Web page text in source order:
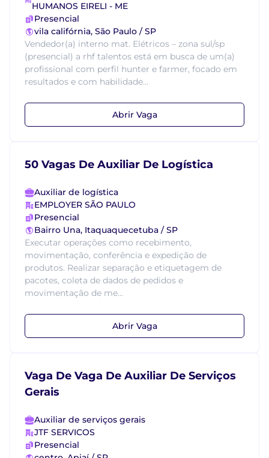
HUMANOS EIRELI - ME
Presencial
vila califórnia, São Paulo / SP
Vendedor(a) interno mat. Elétricos – zona sul/sp
(presencial) a rhf talentos está em busca de um(a)
profissional com perfil hunter e farmer, focado em
resultados e com habilidade...
Abrir Vaga
50 Vagas De Auxiliar De Logística
Auxiliar de logística
EMPLOYER SÃO PAULO
Presencial
Bairro Una, Itaquaquecetuba / SP
Executar operações como recebimento,
movimentação, conferência e expedição de
produtos. Realizar separação e etiquetagem de
pacotes, coleta de dados de pedidos e
movimentação de me...
Abrir Vaga
Vaga De Vaga De Auxiliar De Serviços
Gerais
Auxiliar de serviços gerais
JTF SERVICOS
Presencial